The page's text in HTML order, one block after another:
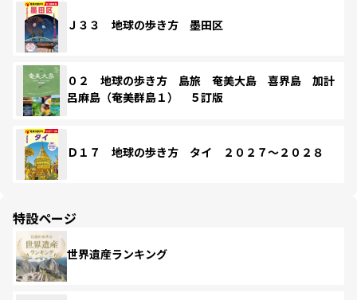
Ｊ３３ 地球の歩き方 墨田区
０２ 地球の歩き方 島旅 奄美大島 喜界島 加計
呂麻島（奄美群島１） ５訂版
Ｄ１７ 地球の歩き方 タイ ２０２７～２０２８
特設ページ
世界遺産ランキング